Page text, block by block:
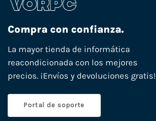
Compra con confianza.
La mayor tienda de informática
reacondicionada con los mejores
precios. ¡Envíos y devoluciones gratis!
Portal de soporte